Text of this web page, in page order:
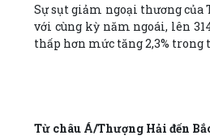
Sự sụt giảm ngoại thương của
với cùng kỳ năm ngoái, lên
thấp hơn mức tăng 2,3% trong
Từ châu Á/Thượng Hải đến